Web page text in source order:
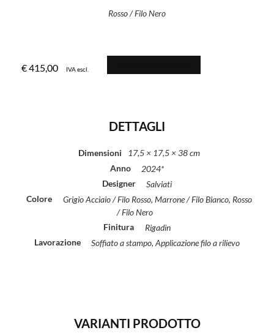
Rosso / Filo Nero
€415,00 IVA escl.
DETTAGLI
Dimensioni
17,5 × 17,5 × 38 cm
Anno
2024*
Designer
Salviati
Colore
Grigio Acciaio / Filo Rosso, Marrone / Filo Bianco, Rosso
/ Filo Nero
Finitura
Rigadin
Lavorazione
Soffiato a stampo, Applicazione filo a rilievo
VARIANTI PRODOTTO